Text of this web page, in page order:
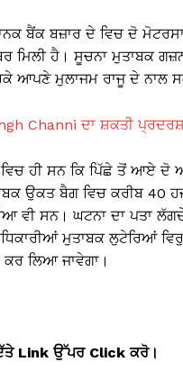
ਬੈਂਕ ਬਜ਼ਾਰ ਦੇ ਵਿਚ ਦੋ
ਮਿਲੀ ਹੈ। ਸੂਚਨਾ ਮੁਤਾਬਕ
ਆਪਣੇ ਮੁਲਾਜਮ ਰਾਜੂ ਦੇ ਨਾਲ
Channi ਦਾ ਸ਼ਕਤੀ
ਵਿਚ ਹੀ ਸਨ ਕਿ ਪਿੱਛੇ ਤੋਂ ਆਏ
ਉਕਤ ਬੈਗ ਵਿਚ ਕਰੀਬ 40
ਵੀ ਸਨ। ਘਟਨਾ ਦਾ ਪਤਾ
ਮੁਤਾਬਕ ਲੁਟੇਰਿਆਂ
ਲਿਆ ਜਾਵੇਗਾ।
Linkਉੱਪਰ Click